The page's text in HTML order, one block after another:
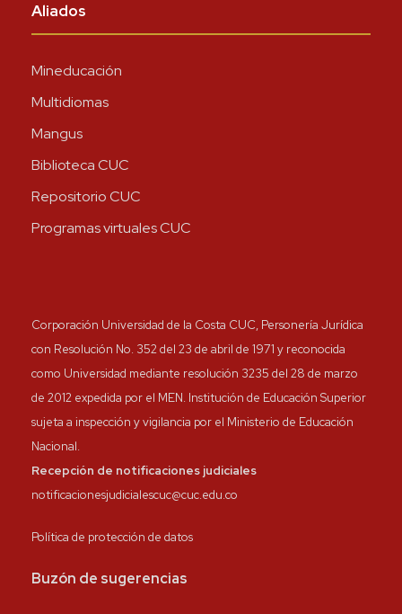
Aliados
Mineducación
Multidiomas
Mangus
Biblioteca CUC
Repositorio CUC
Programas virtuales CUC
Corporación Universidad de la Costa CUC, Personería Jurídica
con Resolución No. 352 del 23 de abril de 1971 y reconocida
como Universidad mediante resolución 3235 del 28 de marzo
de 2012 expedida por el MEN. Institución de Educación Superior
sujeta a inspección y vigilancia por el Ministerio de Educación
Nacional.
Recepción de notificaciones judiciales
notificacionesjudicialescuc@cuc.edu.co
Política de protección de datos
Buzón de sugerencias